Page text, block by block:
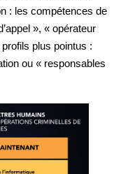
: les compétences de
», « opérateur
plus pointus :
ou « responsables